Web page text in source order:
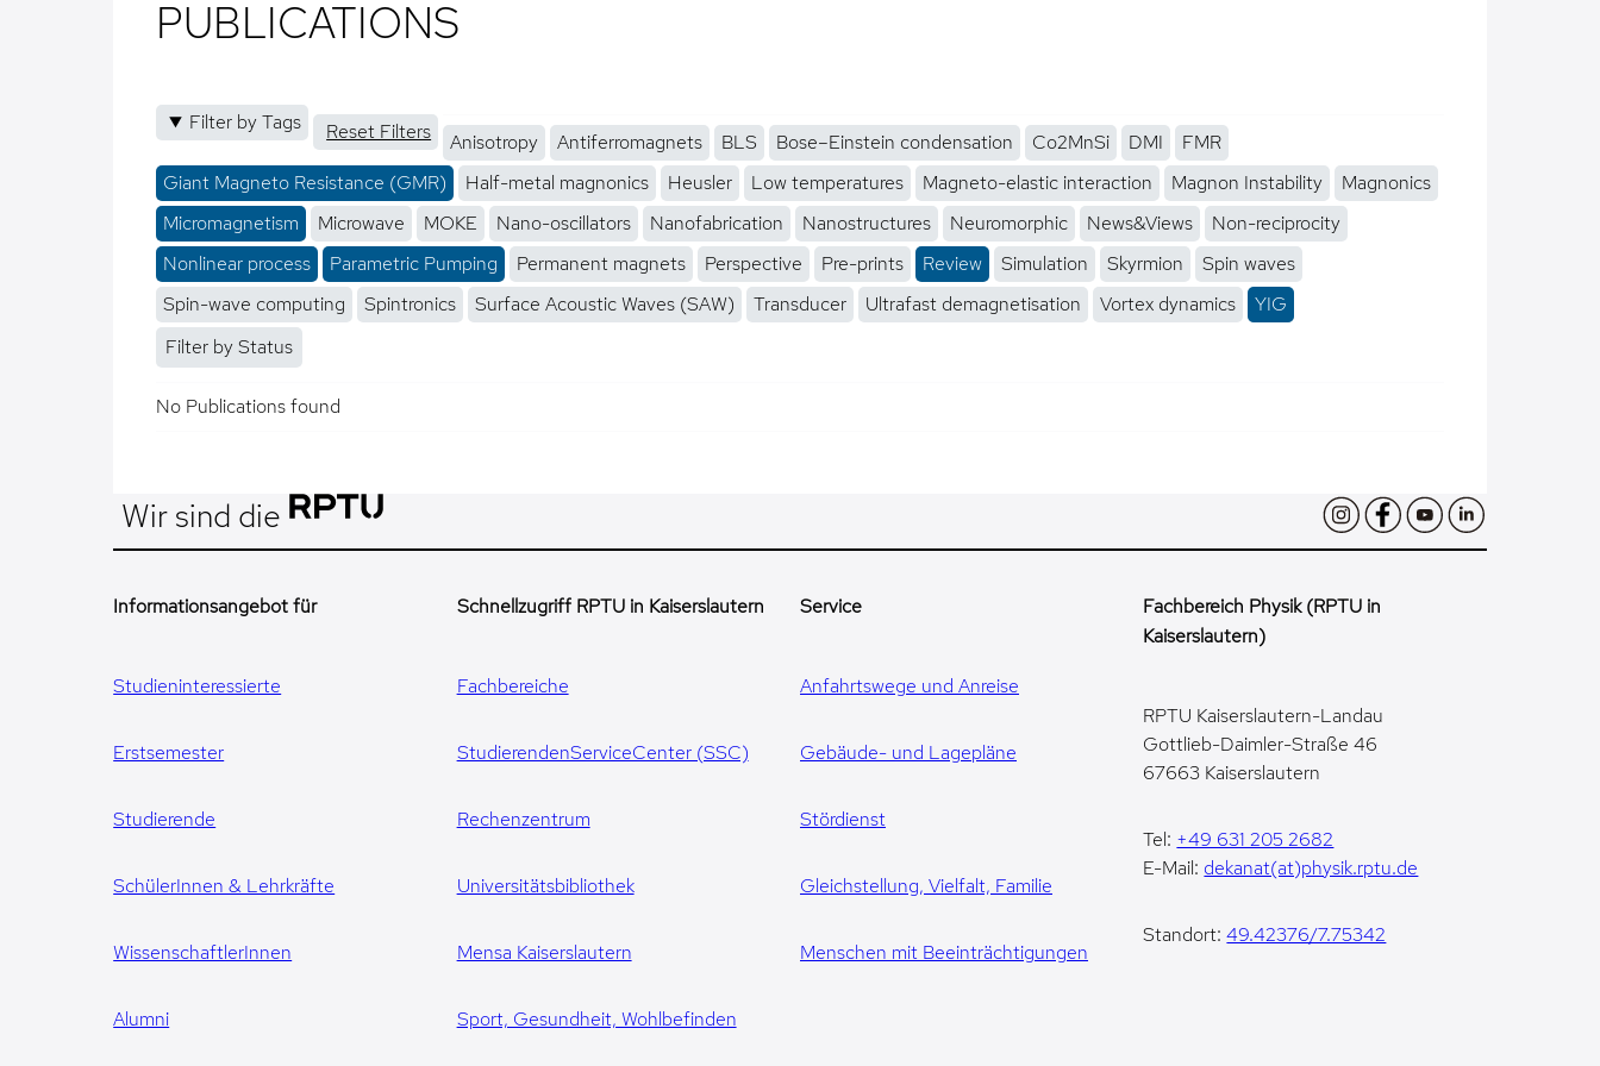
PUBLICATIONS
Filter by Tags Reset Filters Anisotropy Antiferromagnets BLS Bose–Einstein condensation Co2MnSi DMI
FMR
Giant Magneto Resistance (GMR)
Half-metal magnonics Heusler Low temperatures Magneto-elastic interaction Magnon Instability
Magnonics
Micromagnetism
Microwave MOKE Nano-oscillators Nanofabrication Nanostructures Neuromorphic News&Views
Non-reciprocity
Nonlinear process
Parametric Pumping Permanent magnets Perspective Pre-prints Review Simulation Skyrmion
Spin waves
Spin-wave computing
Spintronics Surface Acoustic Waves (SAW) Transducer Ultrafast demagnetisation Vortex dynamics
YIG
Filter by Status
No Publications found
Wir sind die
Informationsangebot für
Studieninteressierte
Erstsemester
Studierende
SchülerInnen & Lehrkräfte
WissenschaftlerInnen
Alumni
Schnellzugriff RPTU in Kaiserslautern
Fachbereiche
StudierendenServiceCenter (SSC)
Rechenzentrum
Universitätsbibliothek
Mensa Kaiserslautern
Sport, Gesundheit, Wohlbefinden
Service
Anfahrtswege und Anreise
Gebäude- und Lagepläne
Stördienst
Gleichstellung, Vielfalt, Familie
Menschen mit Beeinträchtigungen
Fachbereich Physik (RPTU in
Kaiserslautern)
RPTU Kaiserslautern-Landau
Gottlieb-Daimler-Straße 46
67663 Kaiserslautern
Tel: +49 631 205 2682
E-Mail: dekanat(at)physik.rptu.de
Standort:49.42376/7.75342